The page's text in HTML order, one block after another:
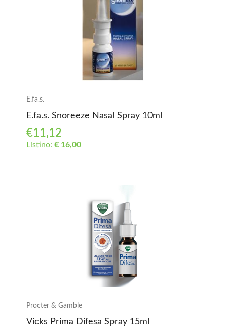
E.fa.s.
E.fa.s. Snoreeze Nasal Spray 10ml
€11,12
Listino: € 16,00
Procter & Gamble
Vicks Prima Difesa Spray 15ml